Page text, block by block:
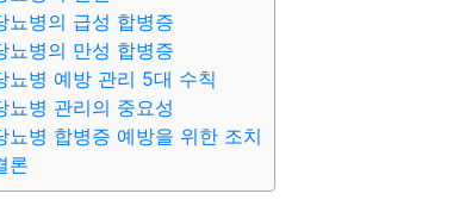
뇨병의 급성 합병증
뇨병의 만성 합병증
뇨병 예방 관리 5대 수칙
뇨병 관리의 중요성
뇨병 합병증 예방을 위한 조치
론